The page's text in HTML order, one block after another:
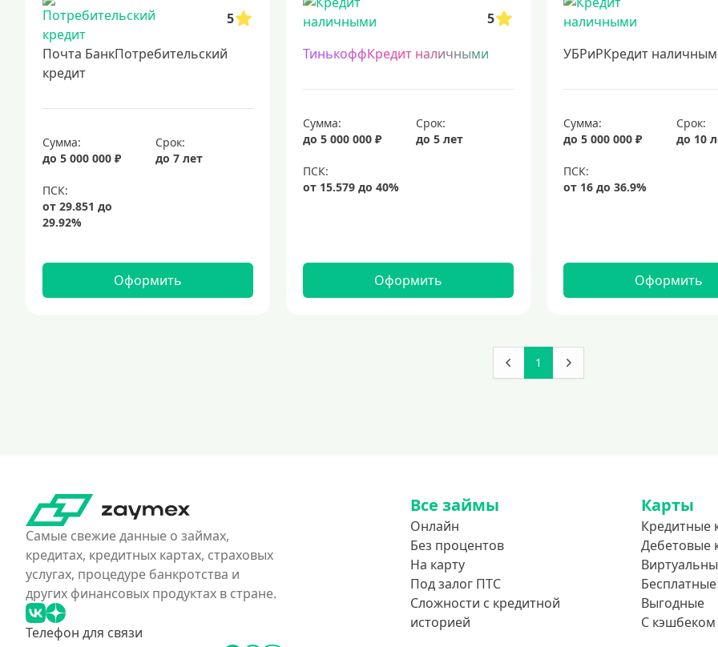
5
Почта БанкПотребительский
кредит
Сумма:
до 5 000 000 ₽
Срок:
до 7 лет
Оформить
5
ТинькоффКредит наличными
Сумма:
до 5 000 000 ₽
Срок:
до 5 лет
Оформить
УБРиРКредит
Сумма:
до 5 000 000 ₽
Срок:
до 10
Оформить
1
Самые свежие данные о займах,
кредитах, кредитных картах, страховых
услугах, процедуре банкротства и
других финансовых продуктах в стране.
Телефон для связи
Все займы
Онлайн
Без процентов
На карту
Под залог ПТС
Сложности с кредитной
историей
Карты
Кредитные
Дебетовые
Бесплатные
Выгодные
С кэшбеком